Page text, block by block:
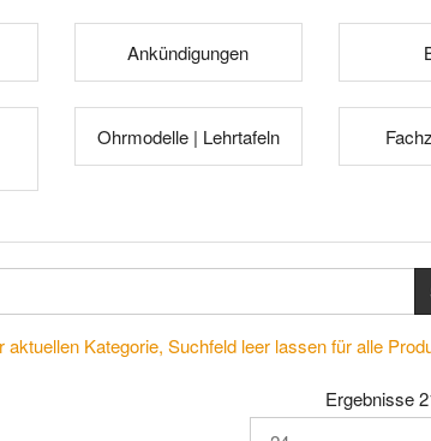
Ankündigungen
Ohrmodelle | Lehrtafeln
Kategorie, Suchfeld leer lassen für alle
Ergebnisse